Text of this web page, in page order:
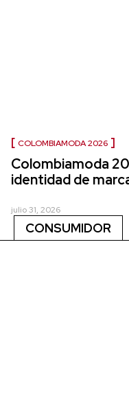
COLOMBIAMODA 2026
Colombiamoda
identidad de
julio 31, 2026
CONSUMIDOR